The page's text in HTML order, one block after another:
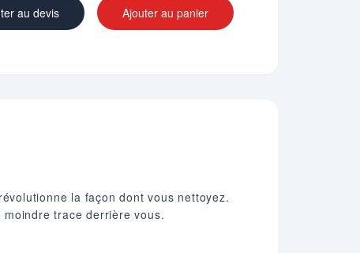
au devis Ajouter au panier
la façon dont vous nettoyez.
trace derrière vous.